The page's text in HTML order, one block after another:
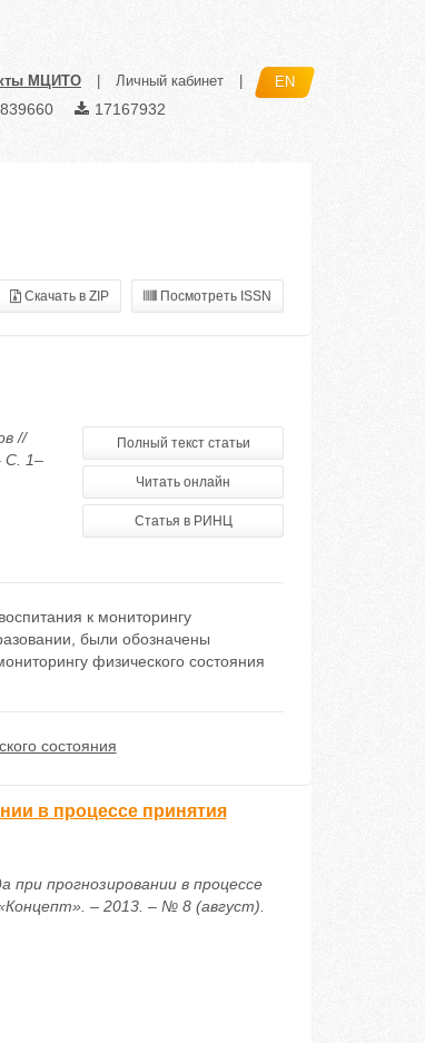
МЦИТО Личный кабинет EN
17167932
Скачать в ZIP Посмотреть ISSN
//
С. 1–
Полный текст статьи
Читать онлайн
Статья в РИНЦ
к мониторингу
были обозначены
физического состояния
состояния
в процессе принятия
прогнозировании в процессе
– 2013. – № 8 (август).